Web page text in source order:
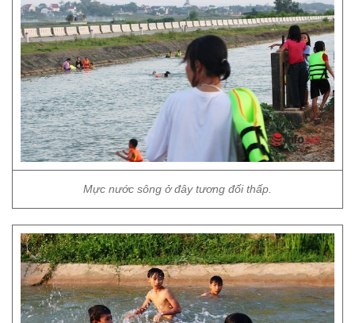
Mực nước sông ở đây tương đối thấp.